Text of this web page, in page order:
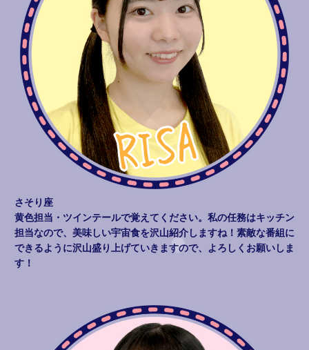
さそり座
黄色担当・ツインテールで覚えてください。私の任務はキッチン
担当なので、美味しい宇宙食を沢山紹介しますね！素敵な番組に
できるように沢山盛り上げていきますので、よろしくお願いしま
す！